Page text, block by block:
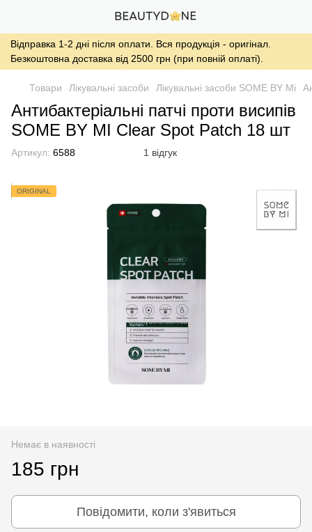
Відправка 1-2 дні після оплати. Вся продукція - оригінал.
Безкоштовна доставка від 2500 грн (при повній оплаті).
Товари Лікувальні засоби Лікувальні засоби SOME BY Mi
Антибактеріальні патчі проти висипів
SOME BY MI Clear Spot Patch 18 шт
Артикул: 6588 1 відгук
ORIGINAL
Немає в наявності
185 грн
Повідомити, коли з'явиться